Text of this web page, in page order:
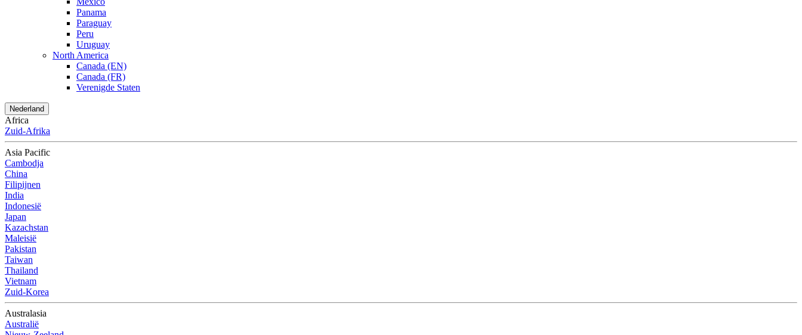
Panama
Paraguay
Peru
Uruguay
North America
Canada (EN)
Canada (FR)
Verenigde Staten
Nederland
Africa
Zuid-Afrika
Asia Pacific
Cambodja
China
Filipijnen
India
Indonesië
Japan
Kazachstan
Maleisië
Pakistan
Taiwan
Thailand
Vietnam
Zuid-Korea
Australasia
Australië